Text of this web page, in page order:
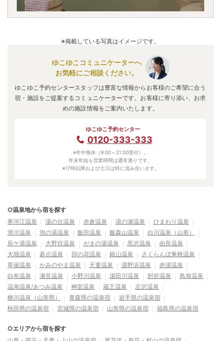
※掲載している写真はイメージです。
ゆこゆこコミュニケーターへ
お気軽にご相談ください。
ゆこゆこ予約センタースタッフは豊富な情報からお客様のご希望に合う
宿・施設をご提案するコミュニケーターです。お客様に寄り添い、お求
めの施設情報をご案内いたします。
ゆこゆこ予約センター
0120-333-333
※年中無休（9:00～21:00受付）。
年末年始も営業時間は通常通りです。
※17時以降および土日は特に混み合います。
○温泉地から宿を探す
寒河江温泉
湯の台温泉 赤倉温泉 湯の瀬温泉
ひまわり温泉
滑川温泉
泡の湯温泉 飯田温泉 飯森山温泉
白川温泉（山形）
辰ケ湯温泉
大野目温泉 がまの湯温泉 黒沢温泉
由良温泉
大堀温泉
碁点温泉 卯の花温泉 銀山温泉
さくらんぼ東根温泉
草薙温泉
かみのやま温泉 天童温泉 湯野浜温泉
赤湯温泉
白布温泉
瀬見温泉 小野川温泉 湯田川温泉 肘折温泉
鳥海温泉
温海温泉/あつみ温泉
神室温泉 蔵王温泉
左沢温泉
柳川温泉（山形県）
青森県の温泉宿
岩手県の温泉宿
秋田県の温泉宿
宮城県の温泉宿 山形県の温泉宿 福島県の温泉宿
○エリアから宿を探す